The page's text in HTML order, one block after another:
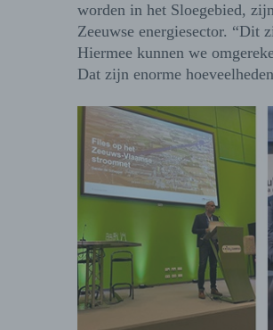
worden in het Sloegebied,
Zeeuwse energiesector. “Dit
Hiermee kunnen we
Dat zijn enorme